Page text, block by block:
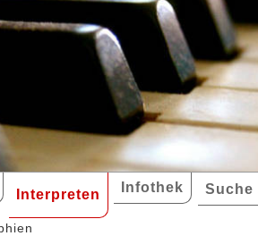
Interpreten Infothek Suche